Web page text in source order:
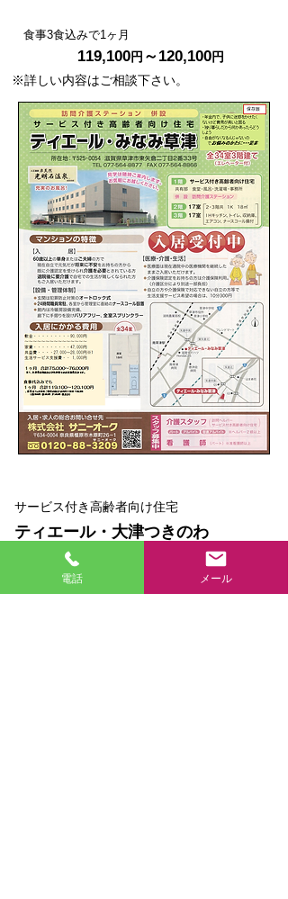
食事3食込みで1ヶ月
119,100円 ～120,100円
※詳しい内容はご相談下さい。
サービス付き高齢者向け住宅
ティエール・ 大津つきのわ
平成２9年7月 滋賀県大津市
電話 メール